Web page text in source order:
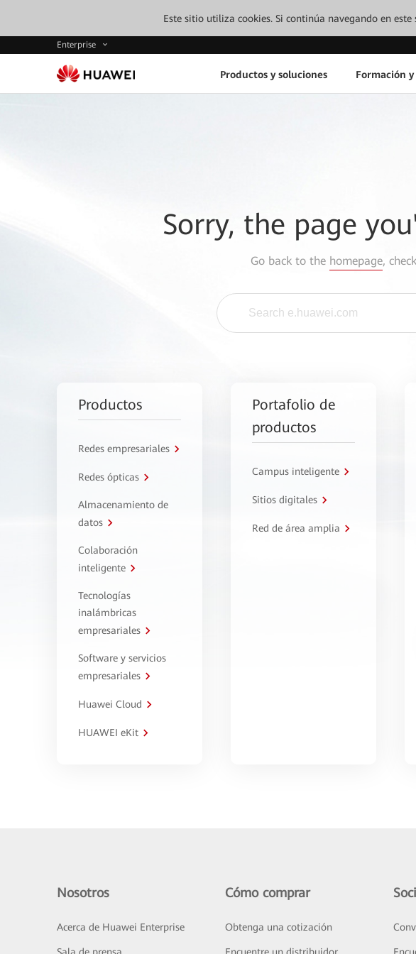
Este sitio utiliza cookies. Si continúa navegando en
Enterprise
Productos y soluciones Formación
Sorry, the page
Go back to the homepage,
Productos
Redes empresariales
Redes ópticas
Almacenamiento de
datos
Colaboración
inteligente
Tecnologías
inalámbricas
empresariales
Software y servicios
empresariales
Huawei Cloud
HUAWEI eKit
Portafolio de
productos
Campus inteligente
Sitios digitales
Red de área amplia
Nosotros
Acerca de Huawei Enterprise
Cómo comprar
Obtenga una cotización